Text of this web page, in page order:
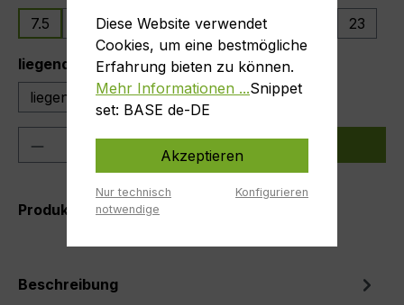
7.5
11.5 13.5 15.5 17.5 23
liegend / stehendauswählen
liegend
stehend
Produkt Anzahl: Gib den
Produktnummer:Katze-7.5SS
Beschreibung
Diese Website verwendet
Cookies, um eine bestmögliche
Erfahrung bieten zu können.
Mehr Informationen ...Snippet
set: BASE de-DE
Akzeptieren
Nur technisch
notwendige
Konfigurieren